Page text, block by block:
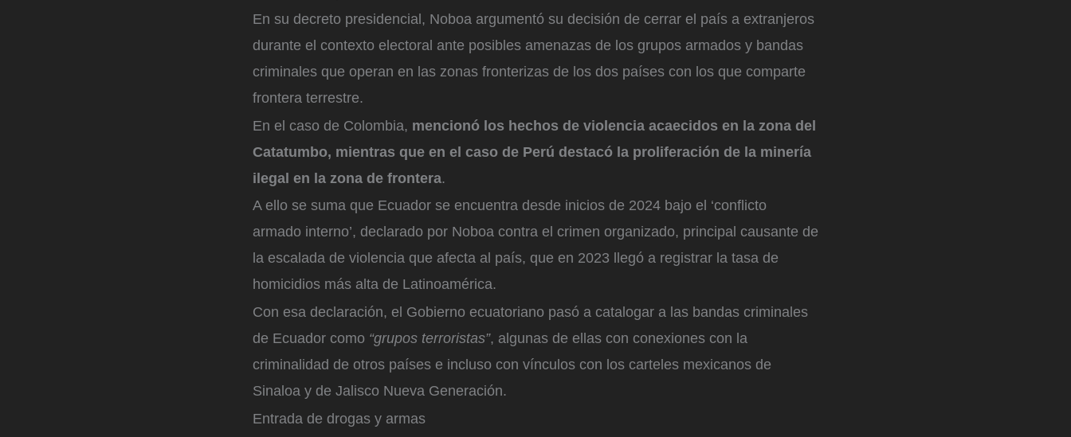
En su decreto presidencial, Noboa argumentó su decisión de cerrar el país a extranjeros
durante el contexto electoral ante posibles amenazas de los grupos armados y bandas
criminales que operan en las zonas fronterizas de los dos países con los que comparte
frontera terrestre.
En el caso de Colombia, mencionó los hechos de violencia acaecidos en la zona del
Catatumbo, mientras que en el caso de Perú destacó la proliferación de la minería
ilegal en la zona de frontera.
A ello se suma que Ecuador se encuentra desde inicios de 2024 bajo el ‘conflicto
armado interno’, declarado por Noboa contra el crimen organizado, principal causante de
la escalada de violencia que afecta al país, que en 2023 llegó a registrar la tasa de
homicidios más alta de Latinoamérica.
Con esa declaración, el Gobierno ecuatoriano pasó a catalogar a las bandas criminales
de Ecuador como “grupos terroristas”, algunas de ellas con conexiones con la
criminalidad de otros países e incluso con vínculos con los carteles mexicanos de
Sinaloa y de Jalisco Nueva Generación.
Entrada de drogas y armas